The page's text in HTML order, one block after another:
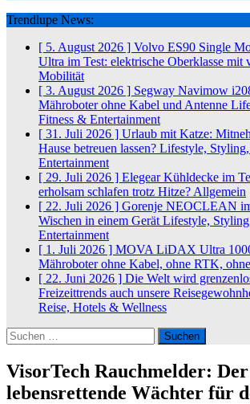
Trendlupe News:
[ 5. August 2026 ] Volvo ES90 Single
Ultra im Test: elektrische Oberklasse mit
Mobilität
[ 3. August 2026 ] Segway Navimow
Mähroboter ohne Kabel und Antenne
Fitness & Entertainment
[ 31. Juli 2026 ] Urlaub mit Katze:
Hause betreuen lassen? Lifestyle,
Entertainment
[ 29. Juli 2026 ] Elegear Kühldecke im
erholsam schlafen trotz Hitze? Allgemein
[ 22. Juli 2026 ] Gorenje NEOCLEAN
Wischen in einem Gerät Lifestyle,
Entertainment
[ 1. Juli 2026 ] MOVA LiDAX Ultra
Mähroboter ohne Kabel, ohne RTK,
[ 22. Juni 2026 ] Die Welt wird
Freizeittrends auch unsere
Reise, Hotels & Wellness
Suchen
nach:
VisorTech Rauchmelder: Der
lebensrettende Wächter für